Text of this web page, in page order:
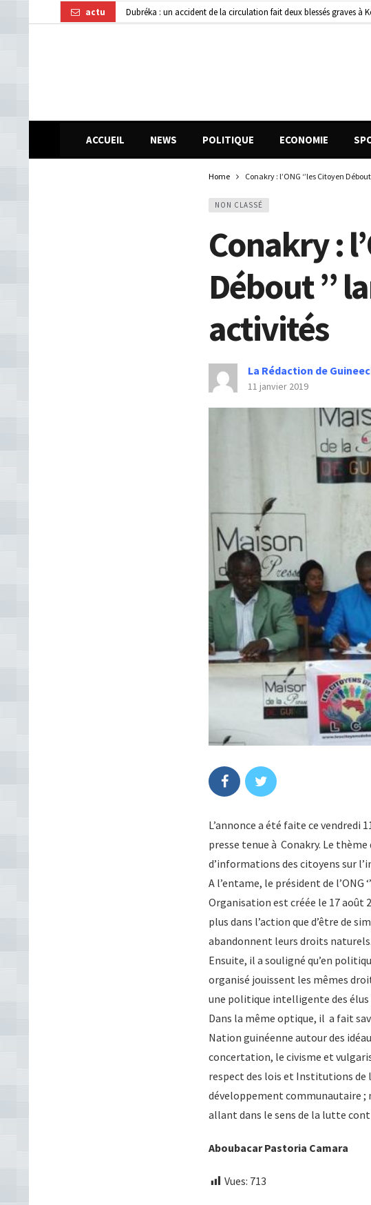
actu Transformation numérique : la CGE-GUI et Orange Money
ACCUEIL NEWS POLITIQUE ECONOMIE
Home Conakry : l’ONG ‘’les Citoyen
NON CLASSÉ
Conakry :
Débout ’’
activités
La Rédaction de
11 janvier 2019
L’annonce a été faite ce vendredi
presse tenue à Conakry. Le
d’informations des citoyens sur
A l’entame, le président de l’ONG
Organisation est créée le 17 août
plus dans l’action que d’être de
abandonnent leurs droits naturels.
Ensuite, il a souligné qu’en
organisé jouissent les mêmes
une politique intelligente des
Dans la même optique, il a fait
Nation guinéenne autour des
concertation, le civisme et
respect des lois et Institutions de
développement communautaire ;
allant dans le sens de la lutte
Aboubacar Pastoria Camara
Vues: 713